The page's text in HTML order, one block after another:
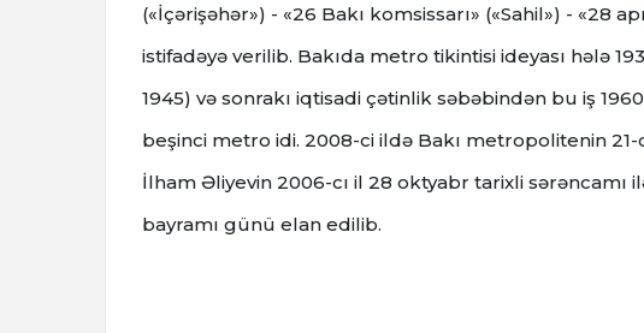
(«İçərişəhər») - «26 Bakı komsissarı» («Sahil») - «28
istifadəyə verilib. Bakıda metro tikintisi ideyası hələ
1945) və sonrakı iqtisadi çətinlik səbəbindən bu iş
beşinci metro idi. 2008-ci ildə Bakı metropolitenin 21-
İlham Əliyevin 2006-cı il 28 oktyabr tarixli sərəncamı
bayramı günü elan edilib.